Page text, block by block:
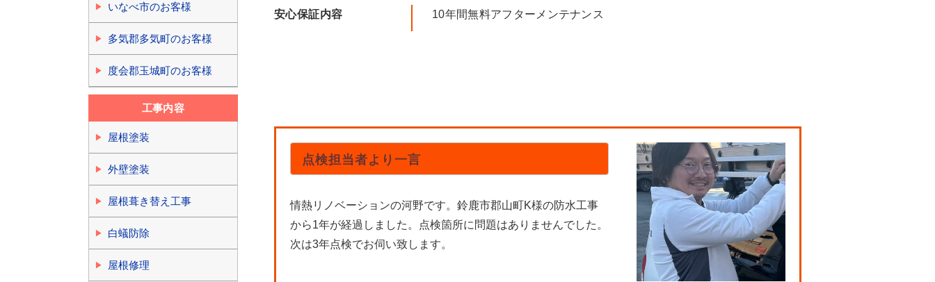
安心保証内容 10年間無料アフターメンテナンス
点検担当者より一言
情熱リノベーションの河野です。鈴鹿市郡山町K様の防水工事
から1年が経過しました。点検箇所に問題はありませんでした。
次は3年点検でお伺い致します。
いなべ市のお客様
多気郡多気町のお客様
度会郡玉城町のお客様
工事内容
屋根塗装
外壁塗装
屋根葺き替え工事
白蟻防除
屋根修理